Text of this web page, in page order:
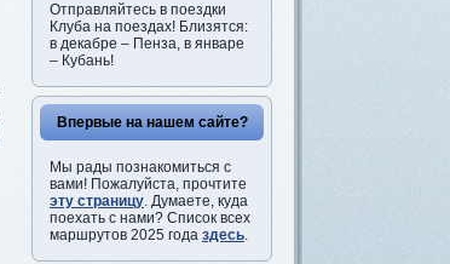
Отправляйтесь в поездки
Клуба на поездах! Близятся:
в декабре – Пенза, в январе
– Кубань!
Впервые на нашем сайте?
Мы рады познакомиться с
вами! Пожалуйста, прочтите
эту страницу. Думаете, куда
поехать с нами? Список всех
маршрутов 2025 года здесь.